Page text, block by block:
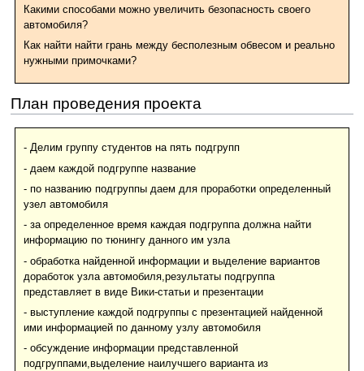
Какими способами можно увеличить безопасность своего
автомобиля?
Как найти найти грань между бесполезным обвесом и реально
нужными примочками?
План проведения проекта
- Делим группу студентов на пять подгрупп
- даем каждой подгруппе название
- по названию подгруппы даем для проработки определенный
узел автомобиля
- за определенное время каждая подгруппа должна найти
информацию по тюнингу данного им узла
- обработка найденной информации и выделение вариантов
доработок узла автомобиля,результаты подгруппа
представляет в виде Вики-статьи и презентации
- выступление каждой подгруппы с презентацией найденной
ими информацией по данному узлу автомобиля
- обсуждение информации представленной
подгруппами,выделение наилучшего варианта из